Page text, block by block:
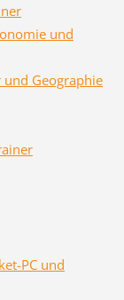
und
Geographie
PC und